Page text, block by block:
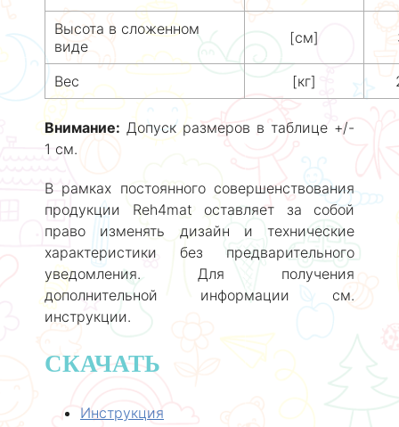
Высота в сложенном
виде
[см]
Вес [кг]
Внимание: Допуск размеров в таблице +/-
1 см.
В рамках постоянного совершенствования
продукции Reh4mat оставляет за собой
право изменять дизайн и технические
характеристики без предварительного
уведомления. Для получения
дополнительной информации см.
инструкции.
СКАЧАТЬ
Инструкция